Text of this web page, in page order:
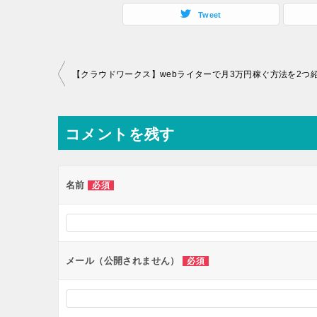
Tweet
投
ナ
ビ
ー
ョ
ン
【クラウドワークス】webライターで月3万円稼ぐ方法を2つ
コメントを残す
名前 必須
メール（公開されません） 必須